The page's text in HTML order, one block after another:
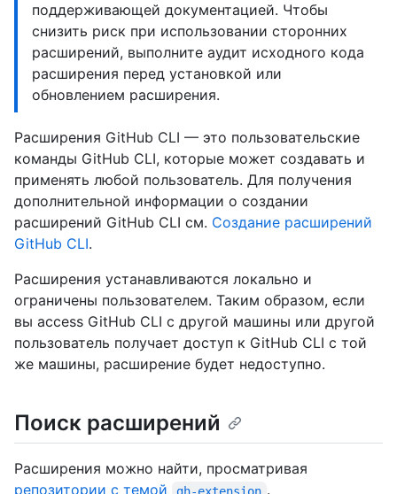
поддерживающей документацией. Чтобы
снизить риск при использовании сторонних
расширений, выполните аудит исходного кода
расширения перед установкой или
обновлением расширения.
Расширения GitHub CLI — это пользовательские
команды GitHub CLI, которые может создавать и
применять любой пользователь. Для получения
дополнительной информации о создании
расширений GitHub CLI см. Создание расширений
GitHub CLI.
Расширения устанавливаются локально и
ограничены пользователем. Таким образом, если
вы access GitHub CLI с другой машины или другой
пользователь получает доступ к GitHub CLI с той
же машины, расширение будет недоступно.
Поиск расширений
Расширения можно найти, просматривая
репозитории с темой
gh-extension .